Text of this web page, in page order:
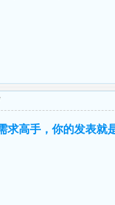
求高手，你的发表就